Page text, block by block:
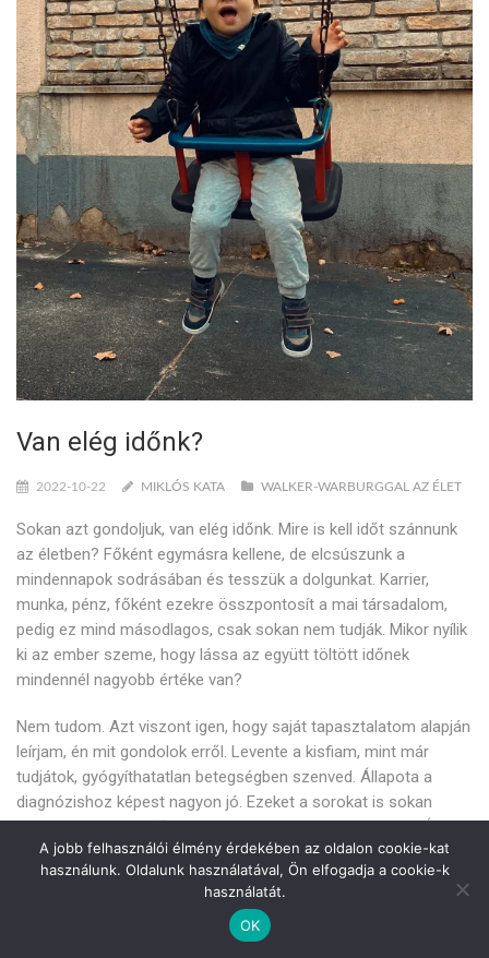
Van elég időnk?
2022-10-22 MIKLÓS KATA WALKER-WARBURGGAL AZ ÉLET
Sokan azt gondoljuk, van elég időnk. Mire is kell időt szánnunk
az életben? Főként egymásra kellene, de elcsúszunk a
mindennapok sodrásában és tesszük a dolgunkat. Karrier,
munka, pénz, főként ezekre összpontosít a mai társadalom,
pedig ez mind másodlagos, csak sokan nem tudják. Mikor nyílik
ki az ember szeme, hogy lássa az együtt töltött időnek
mindennél nagyobb értéke van?
Nem tudom. Azt viszont igen, hogy saját tapasztalatom alapján
leírjam, én mit gondolok erről. Levente a kisfiam, mint már
tudjátok, gyógyíthatatlan betegségben szenved. Állapota a
diagnózishoz képest nagyon jó. Ezeket a sorokat is sokan
olvashattátok már tőlem. Levi maga a csoda, de mégis… Úgy
felkelni minden nap, hogy tudod, az egyetlen gyermeked beteg
és sosem tudni, mennyi adatott meg még nektek, enyhén
szólva is borzalmas érzés. Mindent megtennék azért, hogy ő
teljesen egészséges legyen. Bármit! Sokszor álmodom erről,
A jobb felhasználói élmény érdekében az oldalon cookie-kat
használunk. Oldalunk használatával, Ön elfogadja a cookie-k
használatát.
OK